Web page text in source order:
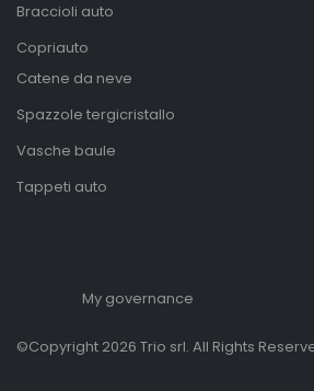
Braccioli auto
Copriauto
Catene da neve
Spazzole tergicristallo
Vasche baule
Tappeti auto
My governance
©Copyright 2026 Trio srl. All Rights